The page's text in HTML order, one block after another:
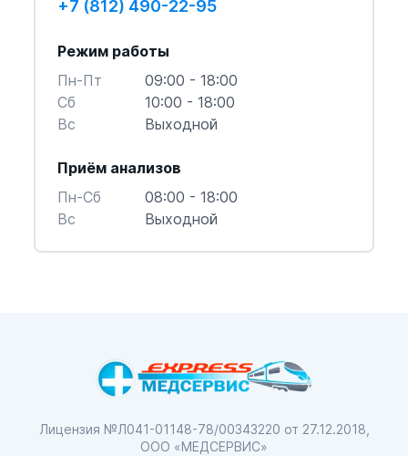
+7 (812) 490-22-95
Режим работы
Пн-Пт
09:00 - 18:00
Cб
10:00 - 18:00
Вс
Выходной
Приём анализов
Пн-Cб
08:00 - 18:00
Вс
Выходной
Лицензия №Л041-01148-78/00343220 от 27.12.2018,
ООО «МЕДСЕРВИС»